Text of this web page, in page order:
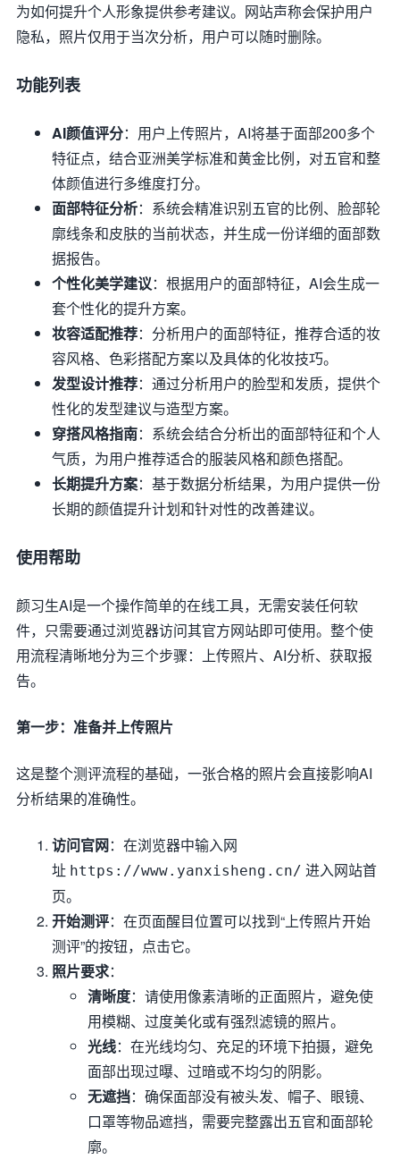
为如何提升个人形象提供参考建议。网站声称会保护用户
隐私，照片仅用于当次分析，用户可以随时删除。
功能列表
AI颜值评分：用户上传照片，AI将基于面部200多个
特征点，结合亚洲美学标准和黄金比例，对五官和整
体颜值进行多维度打分。
面部特征分析：系统会精准识别五官的比例、脸部轮
廓线条和皮肤的当前状态，并生成一份详细的面部数
据报告。
个性化美学建议：根据用户的面部特征，AI会生成一
套个性化的提升方案。
妆容适配推荐：分析用户的面部特征，推荐合适的妆
容风格、色彩搭配方案以及具体的化妆技巧。
发型设计推荐：通过分析用户的脸型和发质，提供个
性化的发型建议与造型方案。
穿搭风格指南：系统会结合分析出的面部特征和个人
气质，为用户推荐适合的服装风格和颜色搭配。
长期提升方案：基于数据分析结果，为用户提供一份
长期的颜值提升计划和针对性的改善建议。
使用帮助
颜习生AI是一个操作简单的在线工具，无需安装任何软
件，只需要通过浏览器访问其官方网站即可使用。整个使
用流程清晰地分为三个步骤：上传照片、AI分析、获取报
告。
第一步：准备并上传照片
这是整个测评流程的基础，一张合格的照片会直接影响AI
分析结果的准确性。
访问官网：在浏览器中输入网
址 https://www.yanxisheng.cn/ 进入网站首
页。
开始测评：在页面醒目位置可以找到“上传照片开始
测评”的按钮，点击它。
照片要求：
清晰度：请使用像素清晰的正面照片，避免使
用模糊、过度美化或有强烈滤镜的照片。
光线：在光线均匀、充足的环境下拍摄，避免
面部出现过曝、过暗或不均匀的阴影。
无遮挡：确保面部没有被头发、帽子、眼镜、
口罩等物品遮挡，需要完整露出五官和面部轮
廓。